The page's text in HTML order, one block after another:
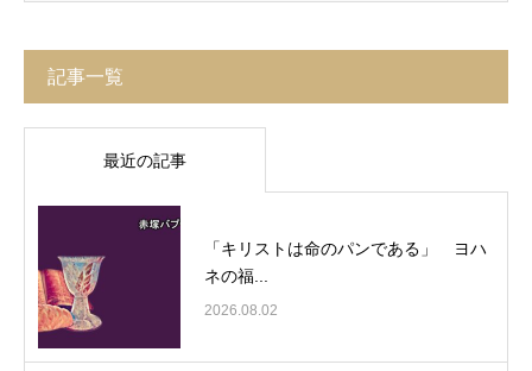
記事一覧
最近の記事
「キリストは命のパンである」 ヨハ
ネの福...
2026.08.02